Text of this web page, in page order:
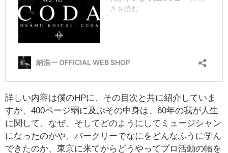
詳しい内容は僕のHPに、その目次と共に紹介していま
すが、400ページ弱に及ぶその中身は、60年の我が人生
に関して、なぜ、そしてどのようにしてミュージシャン
になったのかや、バークリーでなにをどんなふうに学ん
できたのか、東京に来てからどうやってプロ活動の幅を